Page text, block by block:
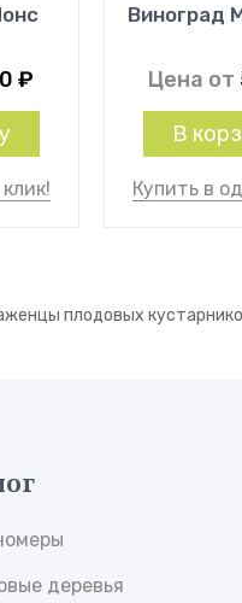
₽
Виноград
Цена от
В
Купить в
плодовых
деревья